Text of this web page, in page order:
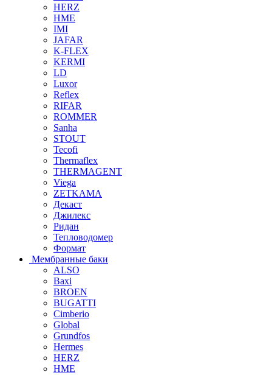
HERZ
HME
IMI
JAFAR
K-FLEX
KERMI
LD
Luxor
Reflex
RIFAR
ROMMER
Sanha
STOUT
Tecofi
Thermaflex
THERMAGENT
Viega
ZETKAMA
Декаст
Джилекс
Ридан
Тепловодомер
Формат
Мембранные баки
ALSO
Baxi
BROEN
BUGATTI
Cimberio
Global
Grundfos
Hermes
HERZ
HME